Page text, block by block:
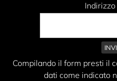
Compilando il form presti il
dati come indicato